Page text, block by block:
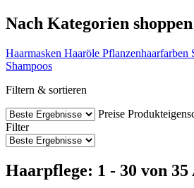
Nach Kategorien shoppen
Haarmasken Haaröle Pflanzenhaarfarben
Shampoos
Filtern & sortieren
Preise
Filter
Haarpflege: 1 - 30 von